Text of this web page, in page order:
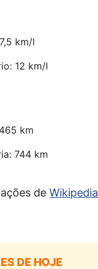
km/l
12 km/l
km
744 km
deWikipedia
DE HOJE